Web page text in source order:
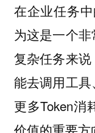
在企业任务
为这是一个
复杂任务来
能去调用工
更多Token消
价值的重要方